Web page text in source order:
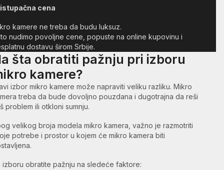
cena
kamere ne treba da budu luksuz.
nudimo povoljne cene, popuste na online kupovinu i
dostavu širom Srbije.
šta obratiti pažnju pri izboru
kamere?
izbor mikro kamere može napraviti veliku razliku. Mikro
treba da bude dovoljno pouzdana i dugotrajna da reši
problem ili otkloni sumnju.
velikog broja modela mikro kamera, važno je razmotriti
potrebe i prostor u kojem će mikro kamera biti
izboru obratite pažnju na sledeće faktore: